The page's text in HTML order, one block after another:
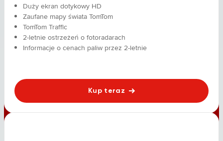
Duży ekran dotykowy HD
Zaufane mapy świata TomTom
TomTom Traffic
2-letnie ostrzeżeń o fotoradarach
Informacje o cenach paliw przez 2-letnie
Kup teraz